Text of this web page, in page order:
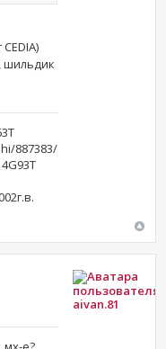
шильдик
887383/
aivan.81